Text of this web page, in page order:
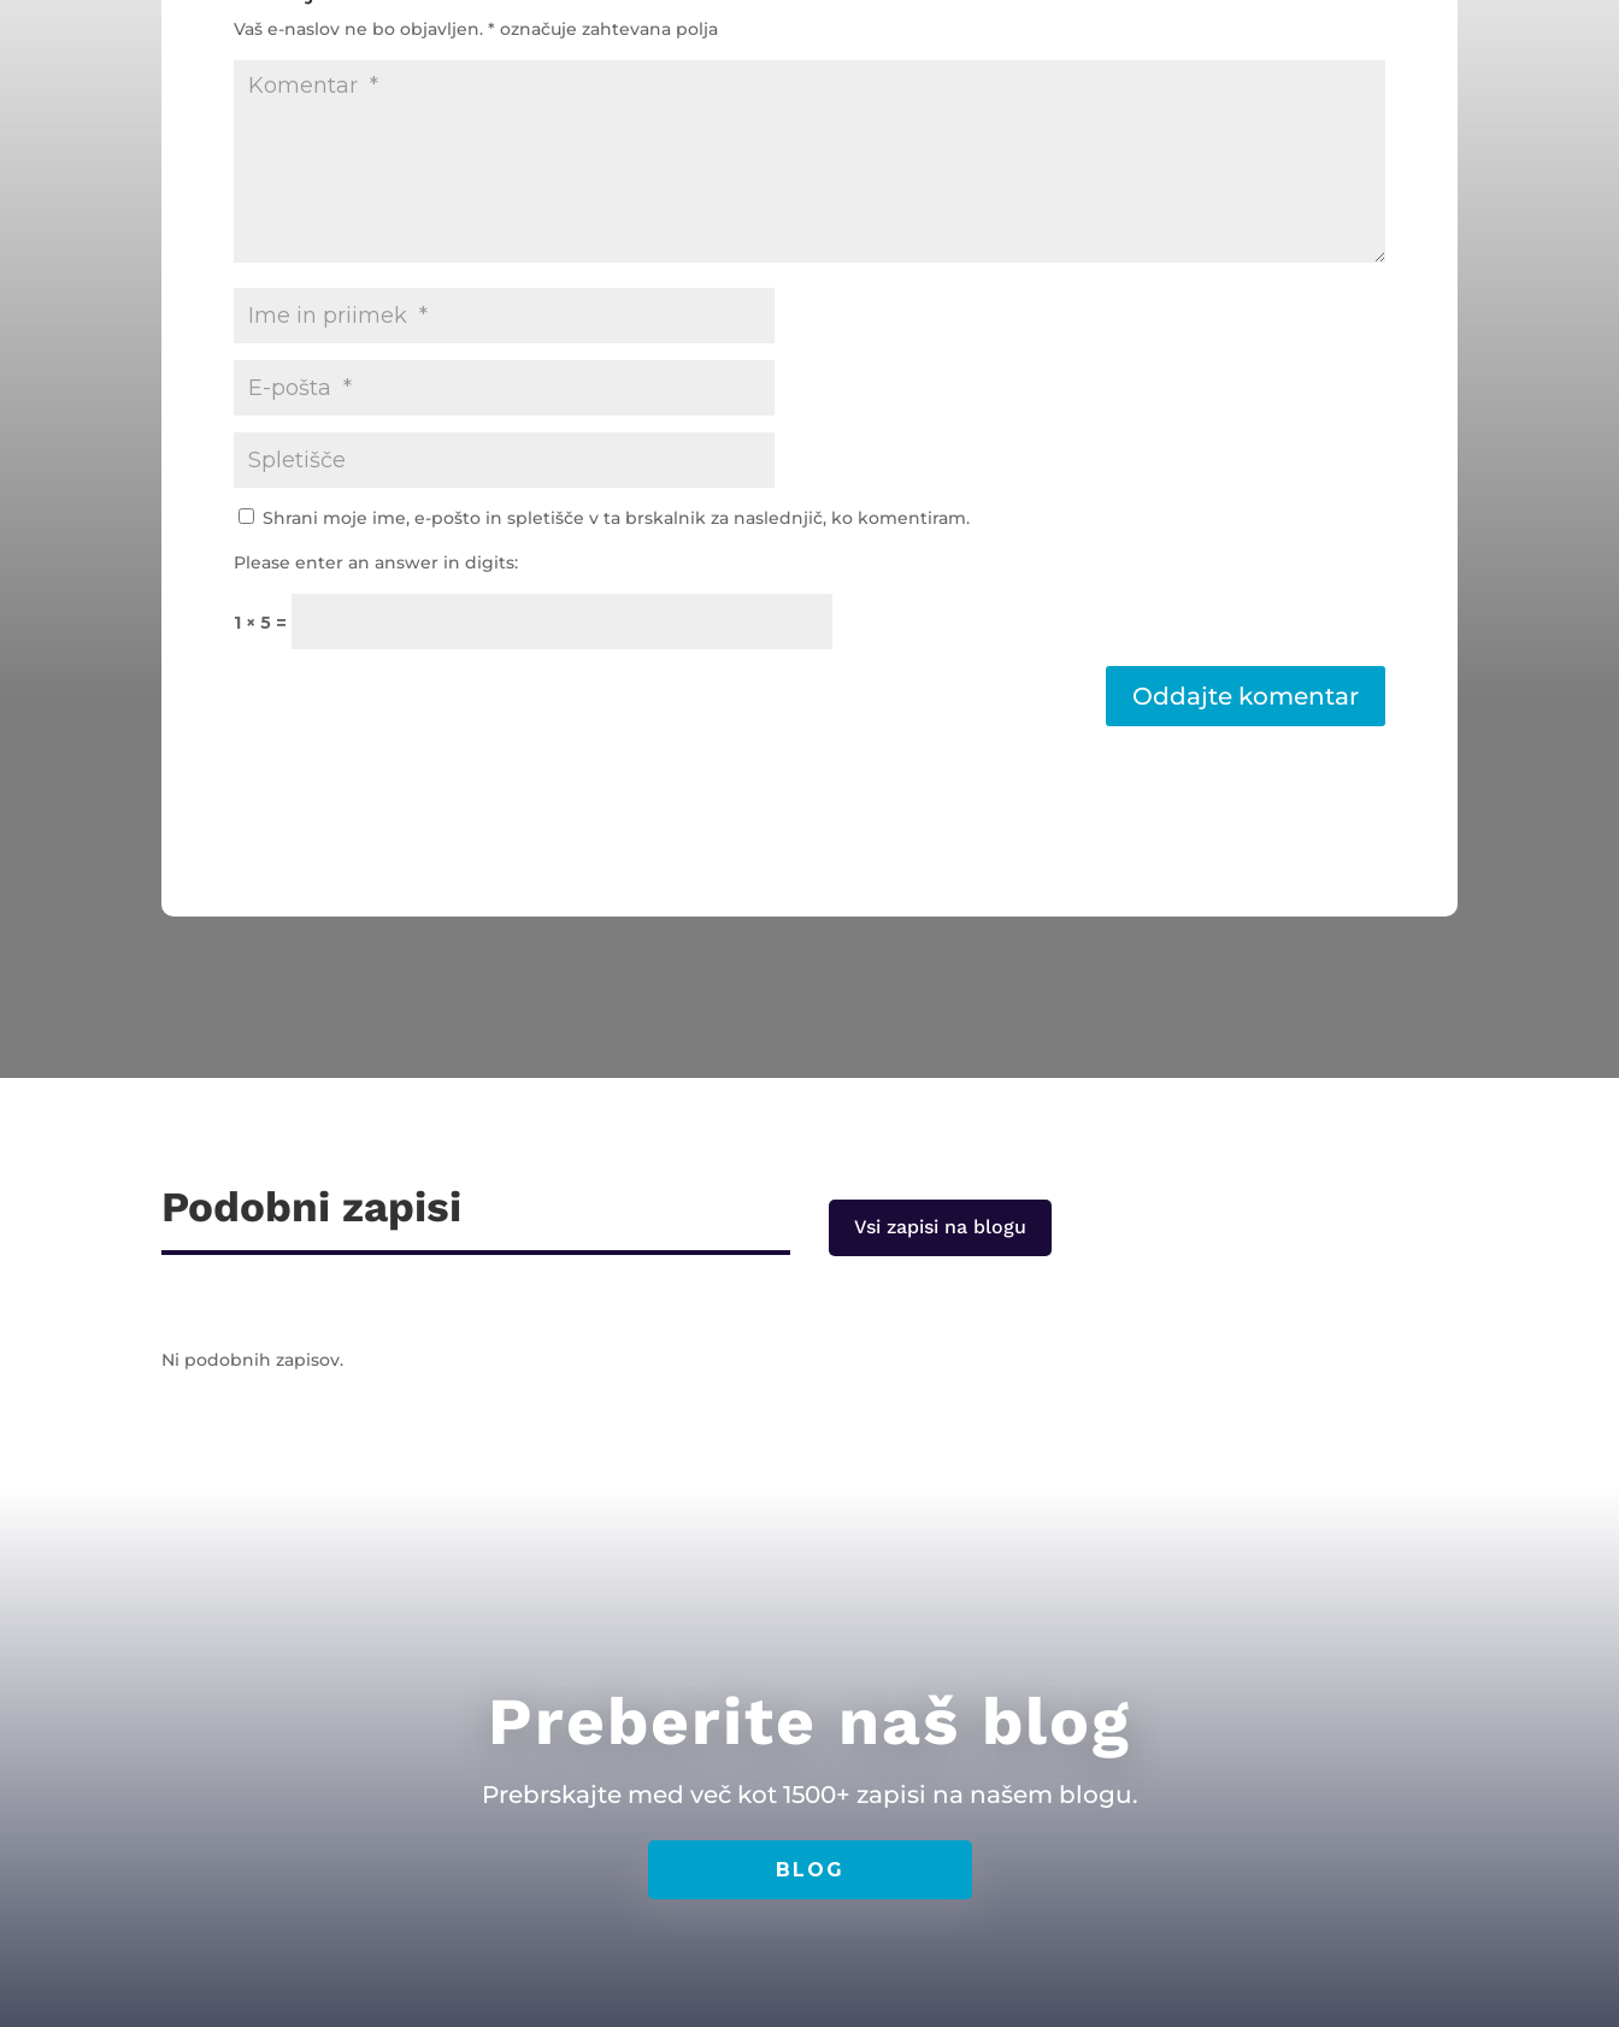
Vaš e-naslov ne bo objavljen. * označuje zahtevana polja
Shrani moje ime, e-pošto in spletišče v ta brskalnik za naslednjič, ko komentiram.
Please enter an answer in digits:
1 × 5 =
Oddajte komentar
Podobni zapisi Vsi zapisi na blogu
Ni podobnih zapisov.
Preberite naš blog
Prebrskajte med več kot 1500+ zapisi na našem blogu.
BLOG